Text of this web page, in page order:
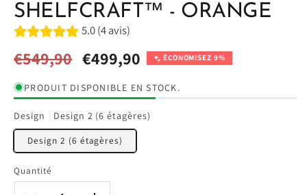
SHELFCRAFT™ - ORANGE
5.0 (4 avis)
Prix
habituel
€549,90 Prix
promotionnel
€499,90 ÉCONOMISEZ 9%
PRODUIT DISPONIBLE EN STOCK.
Design Design 2 (6 étagères)
Design 2 (6 étagères)
Quantité